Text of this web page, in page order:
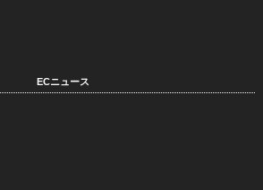
ECニュース